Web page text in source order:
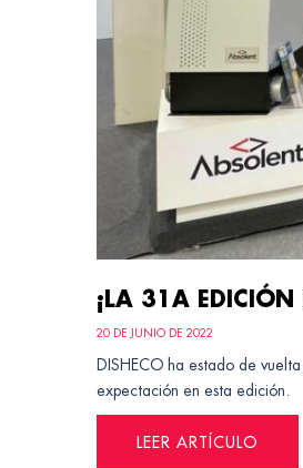
¡LA 31A EDICIÓN
20 DE JUNIO DE 2022
DISHECO ha estado de
expectación en esta edición.
LEER ARTÍCULO